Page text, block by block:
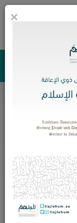
بالتوظيف
منتهي بالتوظيف
×